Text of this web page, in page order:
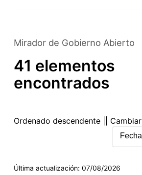
Mirador de Gobierno Abierto
41 elementos
encontrados
Ordenado descendente || Cambiar
Última actualización: 07/08/2026